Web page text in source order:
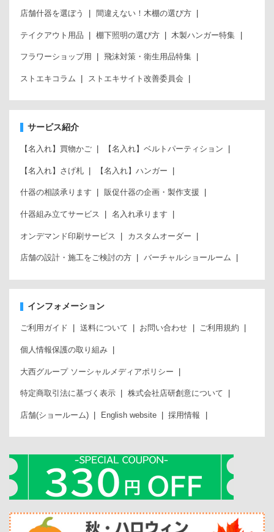
店舗什器を選ぼう 間違えない！木棚の選び方
テイクアウト用品 棚下照明の選び方 木製ハンガー特集
フラワーショップ用 飛沫対策・衛生用品特集
ストエキコラム ストエキサイト改善委員会
サービス紹介
【名入れ】買物かご 【名入れ】ベルトパーティション
【名入れ】さげ札 【名入れ】ハンガー
什器の相談承ります 販促什器の企画・製作支援
什器組み立てサービス 名入れ承ります
オンデマンド印刷サービス カスタムオーダー
店舗の設計・施工をご検討の方 バーチャルショールーム
インフォメーション
ご利用ガイド 送料について お問い合わせ ご利用規約
個人情報保護の取り組み
大西グループ ソーシャルメディアポリシー
特定商取引法に基づく表示 株式会社店研創意について
店舗(ショールーム) English website 採用情報